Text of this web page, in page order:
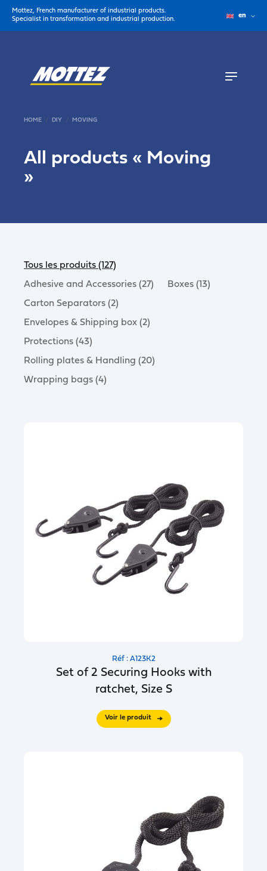
Mottez, French manufacturer of industrial products.
Specialist in transformation and industrial production.
en
HOME DIY MOVING
All products « Moving
»
Tous les produits (127)
Adhesive and Accessories (27)
Boxes (13)
Carton Separators (2)
Envelopes & Shipping box (2)
Protections (43)
Rolling plates & Handling (20)
Wrapping bags (4)
Réf : A123K2
Set of 2 Securing Hooks with
ratchet, Size S
Voir le produit